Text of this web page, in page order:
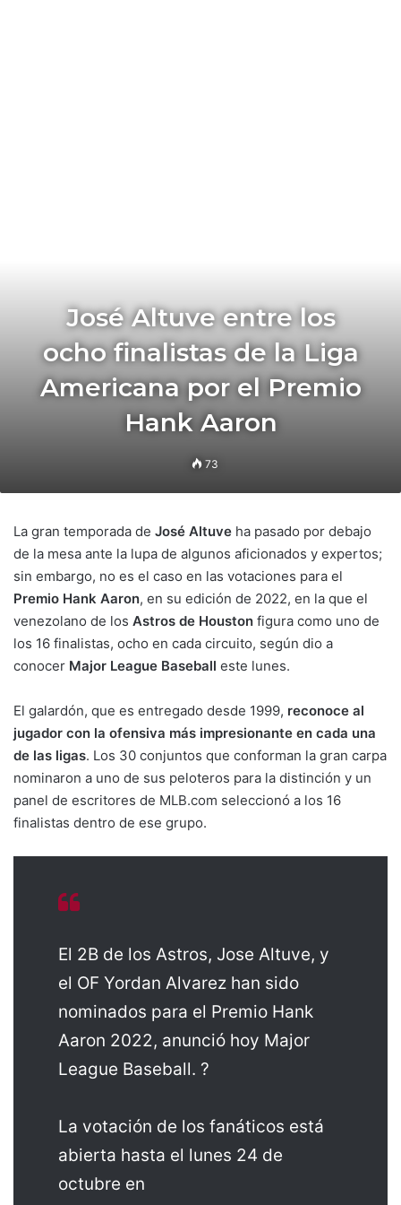
José Altuve entre los
ocho finalistas de la Liga
Americana por el Premio
Hank Aaron
73
La gran temporada de José Altuve ha pasado por debajo
de la mesa ante la lupa de algunos aficionados y expertos;
sin embargo, no es el caso en las votaciones para el
Premio Hank Aaron, en su edición de 2022, en la que el
venezolano de los Astros de Houston figura como uno de
los 16 finalistas, ocho en cada circuito, según dio a
conocer Major League Baseball este lunes.
El galardón, que es entregado desde 1999, reconoce al
jugador con la ofensiva más impresionante en cada una
de las ligas. Los 30 conjuntos que conforman la gran carpa
nominaron a uno de sus peloteros para la distinción y un
panel de escritores de MLB.com seleccionó a los 16
finalistas dentro de ese grupo.
El 2B de los Astros, Jose Altuve, y
el OF Yordan Alvarez han sido
nominados para el Premio Hank
Aaron 2022, anunció hoy Major
League Baseball. ?
La votación de los fanáticos está
abierta hasta el lunes 24 de
octubre en